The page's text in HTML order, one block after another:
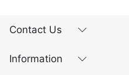
Contact Us
Information